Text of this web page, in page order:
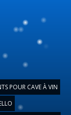
POUR CAVE À VIN